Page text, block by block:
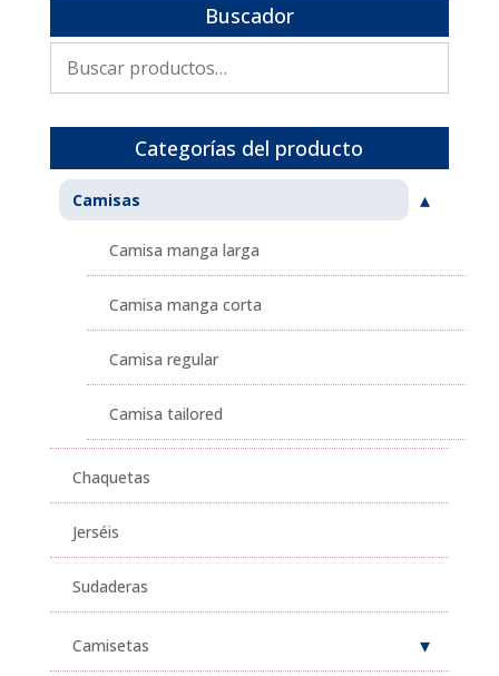
Buscador
por:
Categorías del producto
Camisas
Camisa manga larga
Camisa manga corta
Camisa regular
Camisa tailored
Chaquetas
Jerséis
Sudaderas
Camisetas